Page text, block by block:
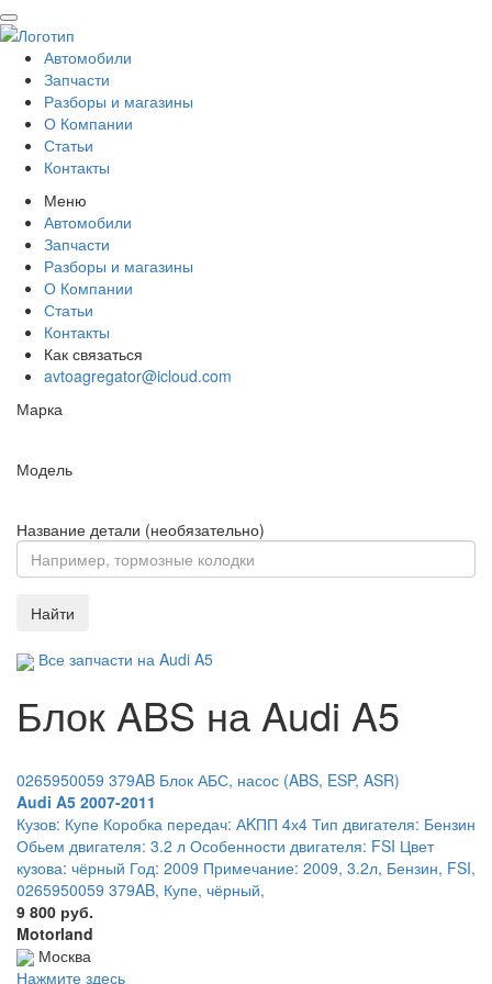
Автомобили
Запчасти
Разборы и магазины
О Компании
Статьи
Контакты
Меню
Автомобили
Запчасти
Разборы и магазины
О Компании
Статьи
Контакты
Как связаться
avtoagregator@icloud.com
Марка
Модель
Название детали (необязательно)
Найти
Все запчасти на Audi A5
Блок ABS на Audi A5
0265950059 379AB Блок АБС, насос (ABS, ESP, ASR)
Audi A5 2007-2011
Кузов: Купе Коробка передач: АKПП 4х4 Тип двигателя: Бензин
Обьем двигателя: 3.2 л Особенности двигателя: FSI Цвет
кузова: чёрный Год: 2009 Примечание: 2009, 3.2л, Бензин, FSI,
0265950059 379AB, Купе, чёрный,
9 800 руб.
Motorland
Москва
Нажмите здесь